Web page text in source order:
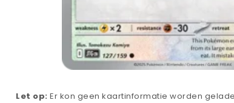
Let op: Er kon geen kaartinformatie worden